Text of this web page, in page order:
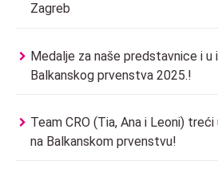
Zagreb
Medalje za naše predstavnice i u
Balkanskog prvenstva 2025.!
Team CRO (Tia, Ana i Leoni)
na Balkanskom prvenstvu!